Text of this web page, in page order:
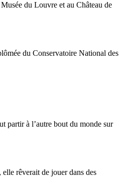
du Louvre et au Château de
du Conservatoire National des
partir à l’autre bout du monde sur
rêverait de jouer dans des